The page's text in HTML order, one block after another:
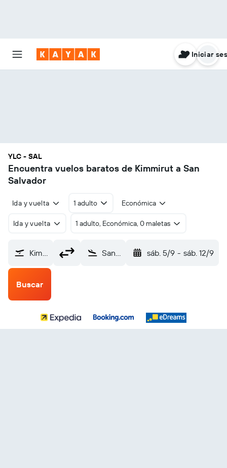
Iniciar
YLC - SAL
Encuentra vuelos baratos de Kimmirut a San
Salvador
Ida y vuelta 1 adulto Económica
Ida y vuelta 1 adulto, Económica, 0 maletas
Kimmirut (YLC) San Salvador Internacional de El Salvador (SAL) sáb. 5/9 - sáb. 12/9
Buscar